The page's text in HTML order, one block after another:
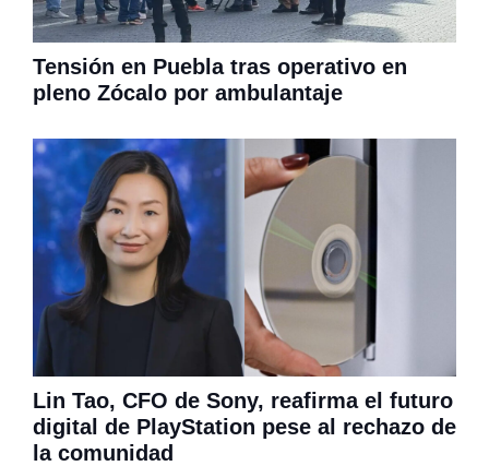
Tensión en Puebla tras operativo en
pleno Zócalo por ambulantaje
Lin Tao, CFO de Sony, reafirma el futuro
digital de PlayStation pese al rechazo de
la comunidad